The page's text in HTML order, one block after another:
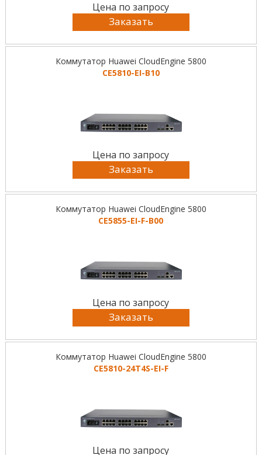
Цена по запросу
Заказать
Коммутатор Huawei CloudEngine 5800
CE5810-EI-B10
Цена по запросу
Заказать
Коммутатор Huawei CloudEngine 5800
CE5855-EI-F-B00
Цена по запросу
Заказать
Коммутатор Huawei CloudEngine 5800
CE5810-24T4S-EI-F
Цена по запросу